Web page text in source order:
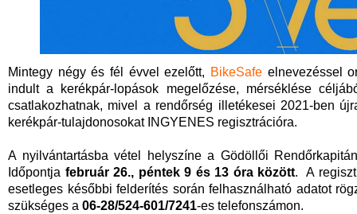
Mintegy négy és fél évvel ezelőtt, BikeSafe elnevezéssel
indult a kerékpár-lopások megelőzése, mérséklése
csatlakozhatnak, mivel a rendőrség illetékesei 2021-ben
kerékpár-tulajdonosokat INGYENES regisztrációra.
A nyilvántartásba vétel helyszíne a Gödöllői
Időpontja február 26., péntek 9 és 13 óra között. A
esetleges későbbi felderítés során felhasználható adatot
szükséges a 06-28/524-601/7241-es telefonszámon.